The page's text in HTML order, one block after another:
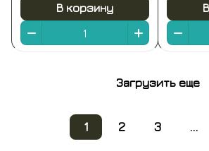
скрытого монтажа
omega 12 см
В корзину
Загрузить еще
1 2 3 ...